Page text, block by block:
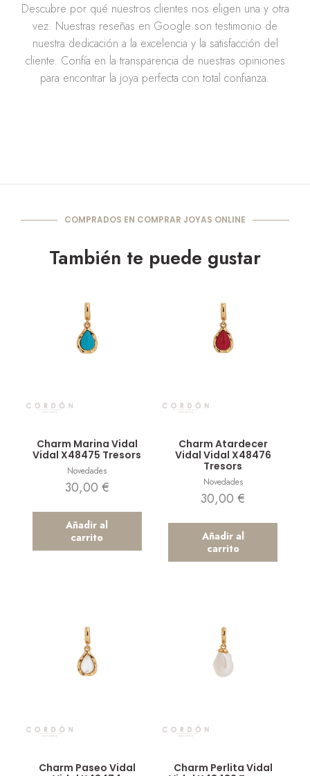
Descubre por qué nuestros clientes nos eligen una y otra
vez. Nuestras reseñas en Google son testimonio de
nuestra dedicación a la excelencia y la satisfacción del
cliente. Confía en la transparencia de nuestras opiniones
para encontrar la joya perfecta con total confianza.
COMPRADOS EN COMPRAR JOYAS ONLINE
También te puede gustar
Charm Marina Vidal
Vidal X48475 Tresors
Novedades
30,00 €
Añadir al
carrito
Charm Atardecer
Vidal Vidal X48476
Tresors
Novedades
30,00€
Añadir al
carrito
Charm Paseo Vidal
Charm Perlita Vidal